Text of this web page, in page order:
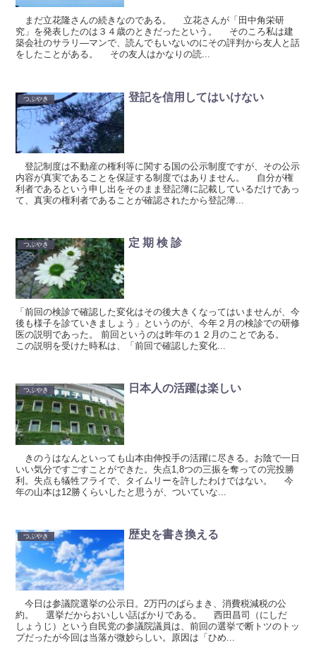
まだ立花隆さんの続きなのである。 立花さんが「田中角栄研
究」を発表したのは３４歳のときだったという。 そのころ私は建
築会社のサラリ―マンで、読んでもいないのにその評判から友人と話
をしたことがある。 その友人はかなりの読...
つぶやき 登記を信用してはいけない
登記制度は不動産の権利等に関する国の公示制度ですが、その公示
内容が真実であることを保証する制度ではありません。 自分が権
利者であるという申し出をそのまま登記簿に記載しているだけであっ
て、真実の権利者であることが確認されたから登記簿...
つぶやき 定 期 検 診
「前回の検診で確認した変化はその後大きくなってはいませんが、今
後も様子を診ていきましょう」というのが、今年２月の検診での研修
医の説明であった。 前回というのは昨年の１２月のことである。
この説明を受けた時私は、「前回で確認した変化...
つぶやき 日本人の活躍は楽しい
きのうはなんといっても山本由伸投手の活躍に尽きる。お陰で一日
いい気分ですごすことができた。失点1,8つの三振を奪っての完投勝
利。失点も犠牲フライで、タイムリーを許したわけではない。 今
年の山本は12勝くらいしたと思うが、ついていな...
つぶやき 歴史を書き換える
今日は参議院選挙の公示日。2万円のばらまき、消費税減税の公
約。 選挙だからおいしい話ばかりである。 西田昌司（にしだ
しょうじ）という自民党の参議院議員は、前回の選挙で断トツのトッ
プだったが今回は当落が微妙らしい。原因は「ひめ...